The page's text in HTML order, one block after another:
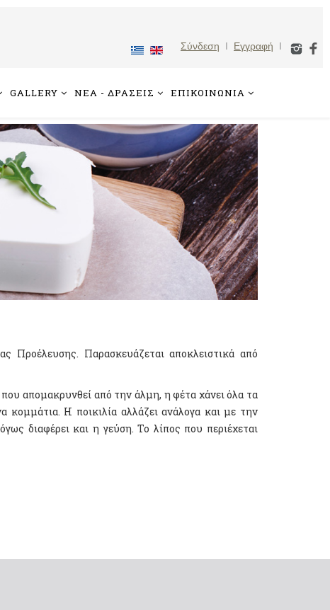
Σύνδεση I Εγγραφή I
GALLERY ΝΕΑ - ΔΡΑΣΕΙΣ ΕΠΙΚΟΙΝΩΝΙΑ
Προέλευσης. Παρασκευάζεται αποκλειστικά από
απομακρυνθεί από την άλμη, η φέτα χάνει όλα τα
Η ποικιλία αλλάζει ανάλογα και με την
διαφέρει και η γεύση. Το λίπος που περιέχεται